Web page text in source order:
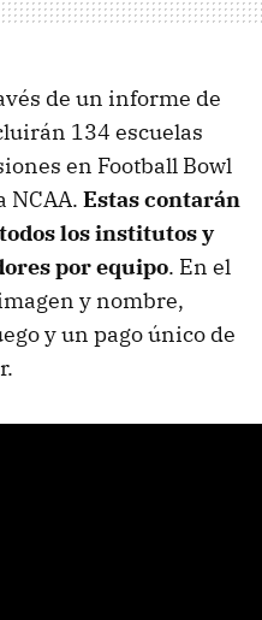
de un informe de
134 escuelas
en Football Bowl
NCAA. Estas contarán
los institutos y
por equipo. En el
y nombre,
y un pago único de